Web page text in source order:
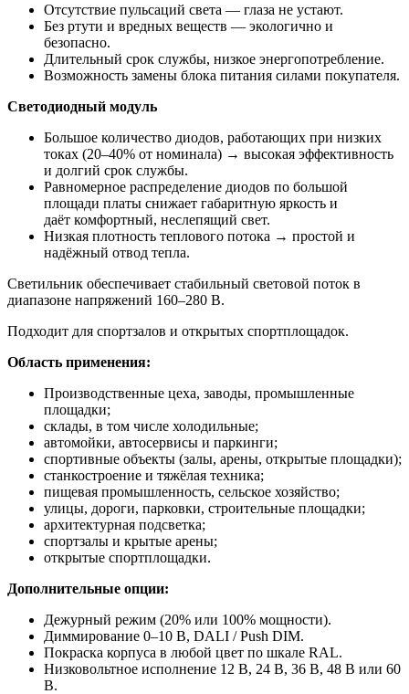
Отсутствие пульсаций света — глаза не устают.
Без ртути и вредных веществ — экологично и
безопасно.
Длительный срок службы, низкое энергопотребление.
Возможность замены блока питания силами покупателя.
Светодиодный модуль
Большое количество диодов, работающих при низких
токах (20–40% от номинала) → высокая эффективность
и долгий срок службы.
Равномерное распределение диодов по большой
площади платы снижает габаритную яркость и
даёт комфортный, неслепящий свет.
Низкая плотность теплового потока → простой и
надёжный отвод тепла.
Светильник обеспечивает стабильный световой поток в
диапазоне напряжений 160–280 В.
Подходит для спортзалов и открытых спортплощадок.
Область применения:
Производственные цеха, заводы, промышленные
площадки;
склады, в том числе холодильные;
автомойки, автосервисы и паркинги;
спортивные объекты (залы, арены, открытые площадки);
станкостроение и тяжёлая техника;
пищевая промышленность, сельское хозяйство;
улицы, дороги, парковки, строительные площадки;
архитектурная подсветка;
спортзалы и крытые арены;
открытые спортплощадки.
Дополнительные опции:
Дежурный режим (20% или 100% мощности).
Диммирование 0–10 В, DALI / Push DIM.
Покраска корпуса в любой цвет по шкале RAL.
Низковольтное исполнение 12 В, 24 В, 36 В, 48 В или 60
В.